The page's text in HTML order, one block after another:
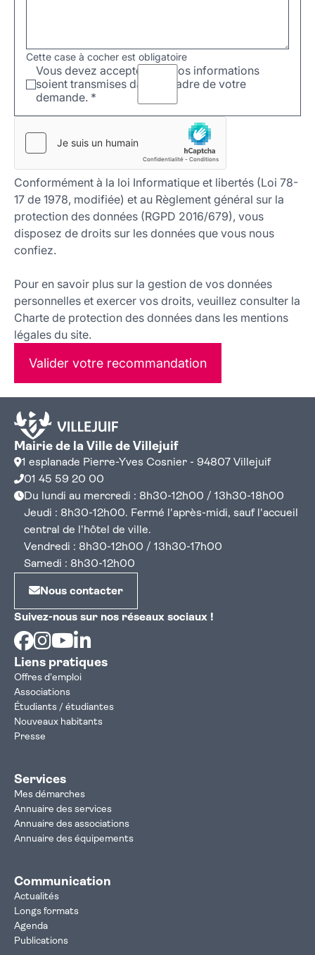
Cette case à cocher est obligatoire
Vous devez accepter que vos informations
soient transmises dans le cadre de votre
demande. *
Conformément à la loi Informatique et libertés (Loi 78-
17 de 1978, modifiée) et au Règlement général sur la
protection des données (RGPD 2016/679), vous
disposez de droits sur les données que vous nous
confiez.
Pour en savoir plus sur la gestion de vos données
personnelles et exercer vos droits, veuillez consulter la
Charte de protection des données dans les mentions
légales du site.
Valider votre recommandation
Mairie de la Ville de Villejuif
1 esplanade Pierre-Yves Cosnier - 94807 Villejuif
01 45 59 20 00
Du lundi au mercredi : 8h30-12h00 / 13h30-18h00
Jeudi : 8h30-12h00. Fermé l'après-midi, sauf l'accueil
central de l'hôtel de ville.
Vendredi : 8h30-12h00 / 13h30-17h00
Samedi : 8h30-12h00
Nous contacter
Suivez-nous sur nos réseaux sociaux !
Facebook
Instagram
Youtube
Liens pratiques
Offres d'emploi
Associations
Étudiants / étudiantes
Nouveaux habitants
Presse
Services
Mes démarches
Annuaire des services
Annuaire des associations
Annuaire des équipements
Communication
Actualités
Longs formats
Agenda
Publications